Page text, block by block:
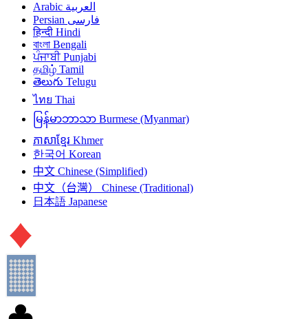
العربية Arabic
فارسی Persian
हिन्दी Hindi
বাংলা Bengali
ਪੰਜਾਬੀ Punjabi
தமிழ் Tamil
తెలుగు Telugu
ไทย Thai
မြန်မာဘာသာ Burmese (Myanmar)
ភាសាខ្មែរ Khmer
한국어 Korean
中文 Chinese (Simplified)
中文（台灣）
Chinese (Traditional)
日本語 Japanese